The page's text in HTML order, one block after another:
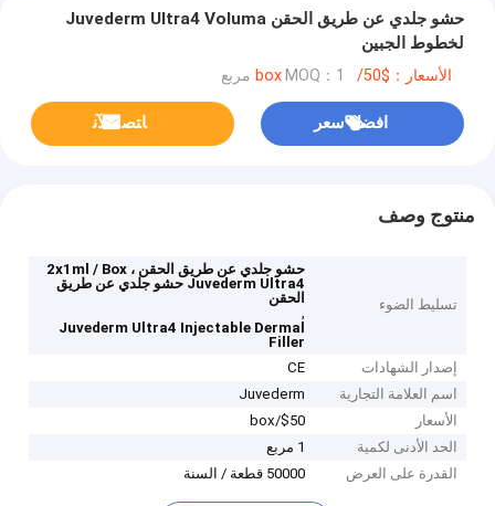
حشو جلدي عن طريق الحقن Juvederm Ultra4 Voluma
لخطوط الجبين
الأسعار：$50/box MOQ：1 مربع
افضل سعر ﺎﺘﺼﻟ ﺍﻶﻧ
منتوج وصف
تسليط الضوء
حشو جلدي عن طريق الحقن 2x1ml / Box ،
Juvederm Ultra4 حشو جلدي عن طريق
الحقن
,
Juvederm Ultra4 Injectable Dermal
Filler
إصدار الشهادات
CE
اسم العلامة التجارية
Juvederm
الأسعار
$50/box
الحد الأدنى لكمية
1 مربع
القدرة على العرض
50000 قطعة / السنة